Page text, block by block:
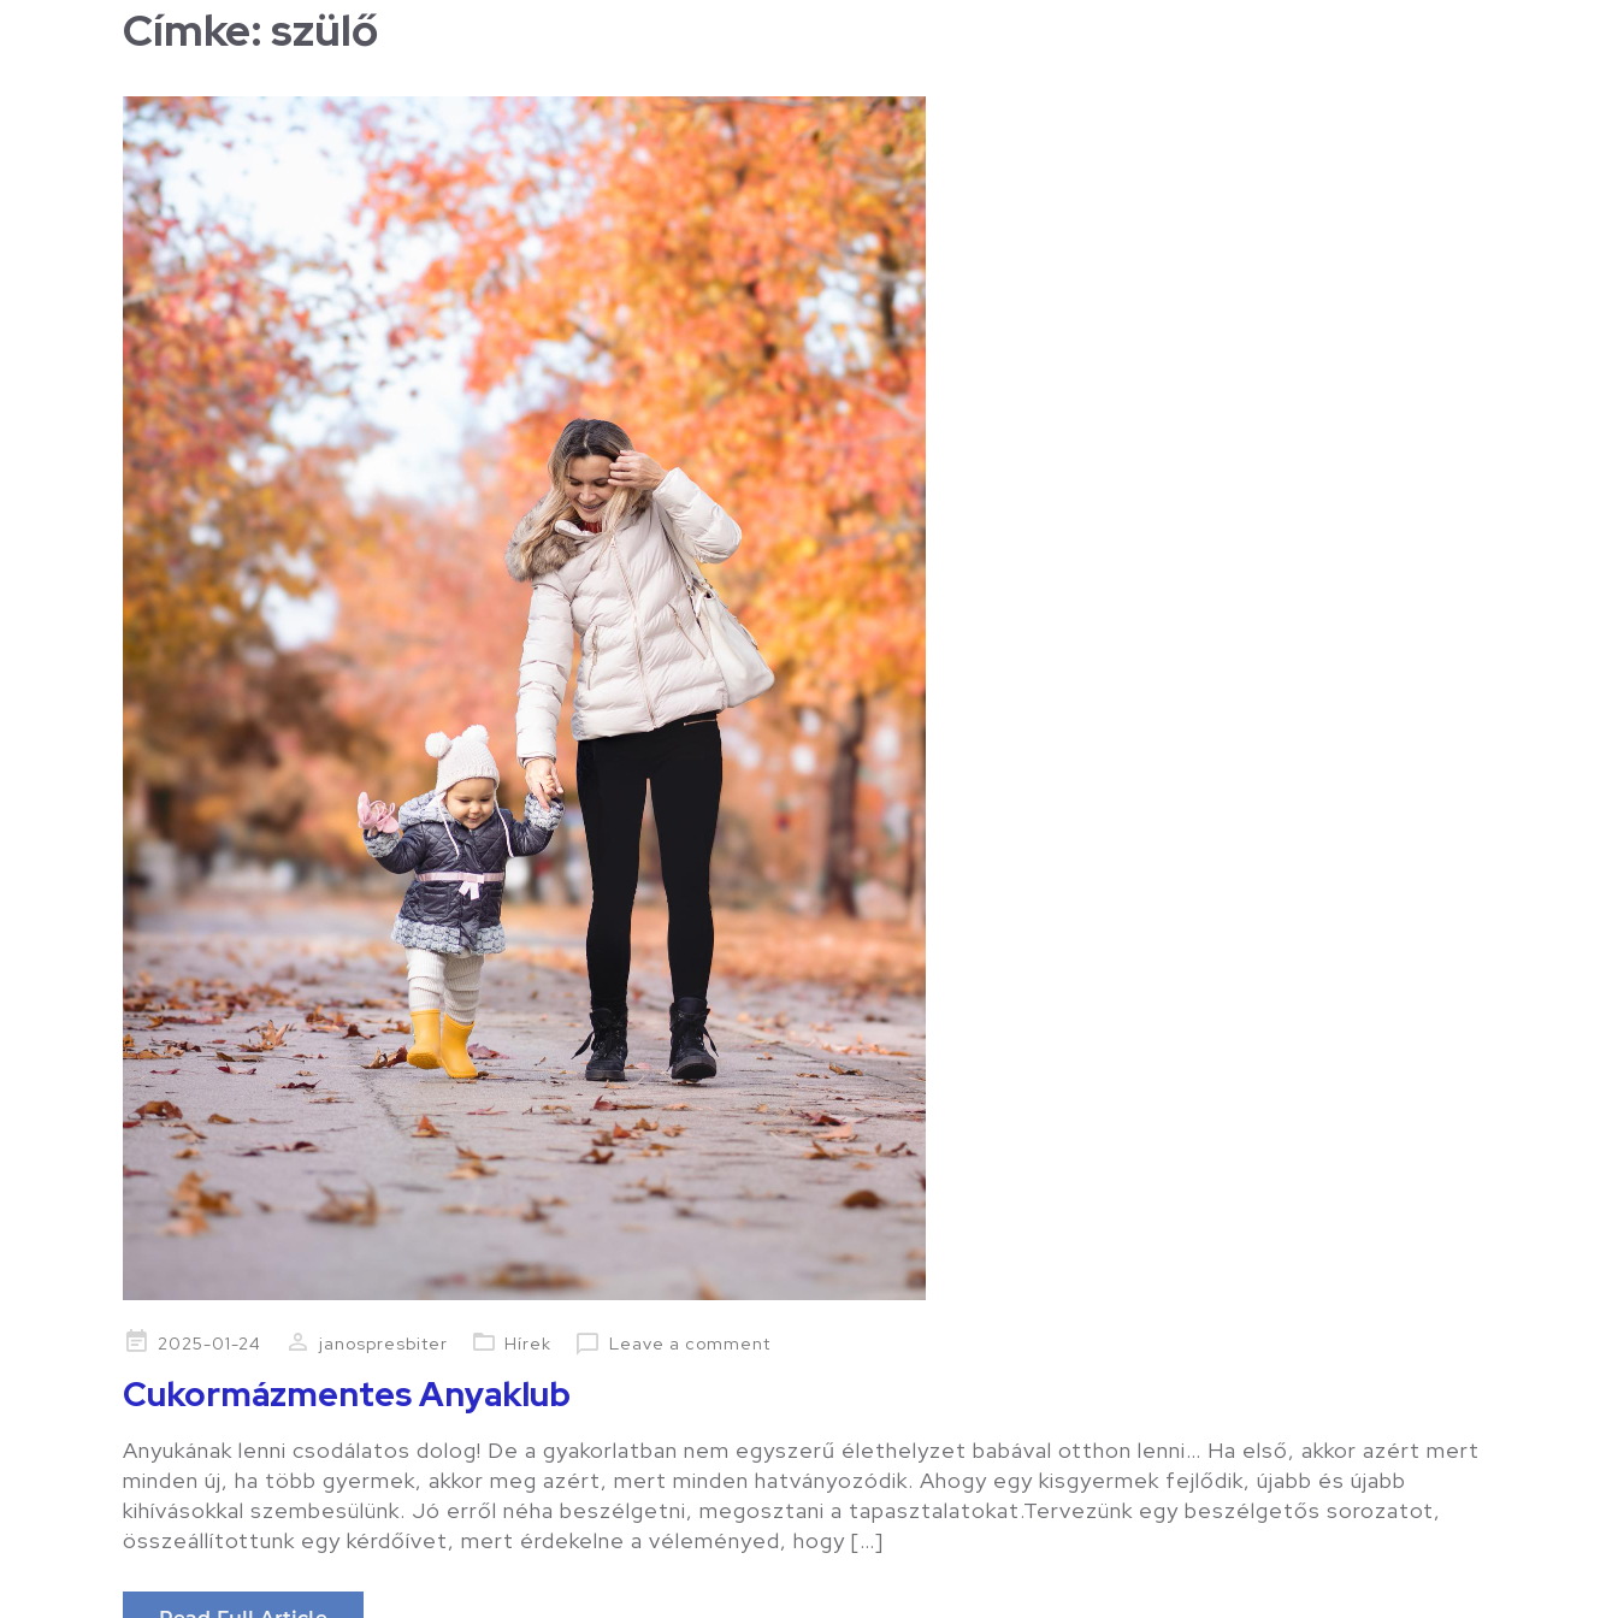
Címke:szülő
Posted2025-01-24 janospresbiter Hírek Leave a comment
Cukormázmentes Anyaklub
Anyukának lenni csodálatos dolog! De a gyakorlatban nem egyszerű élethelyzet babával otthon lenni… Ha első, akkor azért mert
minden új, ha több gyermek, akkor meg azért, mert minden hatványozódik. Ahogy egy kisgyermek fejlődik, újabb és újabb
kihívásokkal szembesülünk. Jó erről néha beszélgetni, megosztani a tapasztalatokat.Tervezünk egy beszélgetős sorozatot,
összeállítottunk egy kérdőívet, mert érdekelne a véleményed, hogy […]